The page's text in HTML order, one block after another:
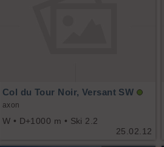
25.02.12
Col du Tour Noir, Versant SW
axon
W • D+1000 m • Ski 2.2